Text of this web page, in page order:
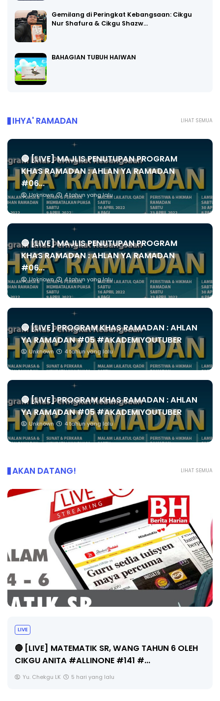
Gemilang di Peringkat Kebangsaan: Cikgu
Nur Shafura & Cikgu Shazw…
BAHAGIAN TUBUH HAIWAN
LIHAT SEMUA
IHYA' RAMADAN
🔴 [LIVE] MAJLIS PENUTUPAN PROGRAM
KHAS RAMADAN : AHLAN YA RAMADAN
#06...
Unknown 4 tahun yang lalu
🔴 [LIVE] MAJLIS PENUTUPAN PROGRAM
KHAS RAMADAN : AHLAN YA RAMADAN
#06...
Unknown 4 tahun yang lalu
🔴 [LIVE] PROGRAM KHAS RAMADAN : AHLAN
YA RAMADAN #05 #AKADEMIYOUTUBER
Unknown 4 tahun yang lalu
🔴 [LIVE] PROGRAM KHAS RAMADAN : AHLAN
YA RAMADAN #05 #AKADEMIYOUTUBER
Unknown 4 tahun yang lalu
LIHAT SEMUA
AKAN DATANG!
Sejarah Tingkatan 4
Unknown 5 hari yang lalu